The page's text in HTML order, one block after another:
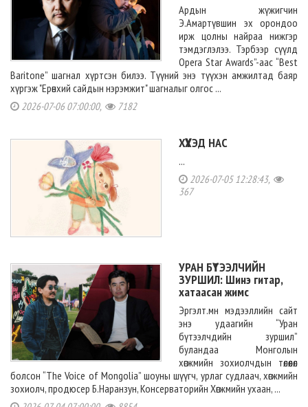
Ардын жүжигчин
Э.Амартүвшин эх орондоо
ирж цолны найраа нижгэр
тэмдэглэлээ. Тэрбээр сүүлд
Opera Star Awards”-аас “Best
Baritone” шагнал хүртсэн билээ. Түүний энэ түүхэн амжилтад баяр
хүргэж "Ерөнхий сайдын нэрэмжит" шагналыг олгос ...
2026-07-06 07:00:00, 7182
ХҮҮХЭД НАС
...
2026-07-05 12:28:43,
367
УРАН БҮТЭЭЛЧИЙН
ЗУРШИЛ: Шинэ гитар,
хатаасан жимс
Эргэлт.мн мэдээллийн сайт
энэ удаагийн “Уран
бүтээлчдийн зуршил”
буландаа Монголын
хөгжмийн зохиолчдын төлөөлөл
болсон “The Voice of Mongolia” шоуны шүүгч, урлаг судлаач, хөгжмийн
зохиолч, продюсер Б.Наранзун, Консерваторийн Хөгжмийн ухаан, ...